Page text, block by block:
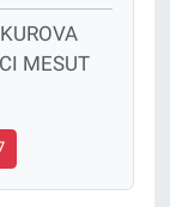
MESUT